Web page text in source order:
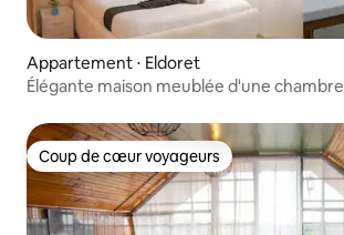
Appartement ⋅ Eldoret
Élégante maison meublée d'une chambre
Coup de cœur voyageurs
Coup de cœur voyageurs